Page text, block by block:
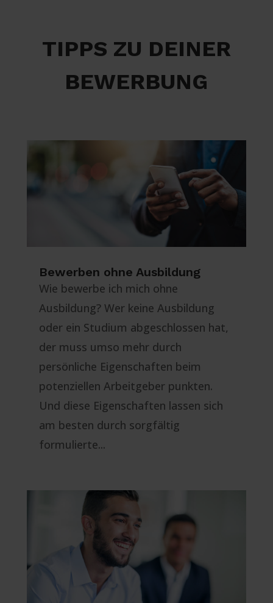
TIPPS ZU DEINER
BEWERBUNG
Bewerben ohne Ausbildung
Wie bewerbe ich mich ohne
Ausbildung? Wer keine Ausbildung
oder ein Studium abgeschlossen hat,
der muss umso mehr durch
persönliche Eigenschaften beim
potenziellen Arbeitgeber punkten.
Und diese Eigenschaften lassen sich
am besten durch sorgfältig
formulierte...